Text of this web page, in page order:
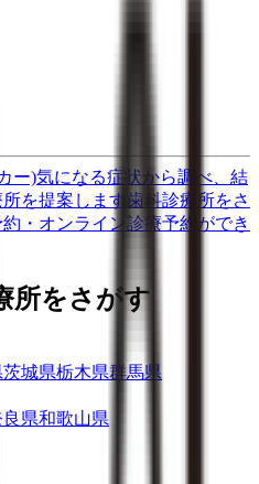
ー)気になる症状から調べ、結
を提案します 歯科診療所をさ
・オンライン診療予約ができ
所をさがす
茨城県栃木県群馬県
良県和歌山県